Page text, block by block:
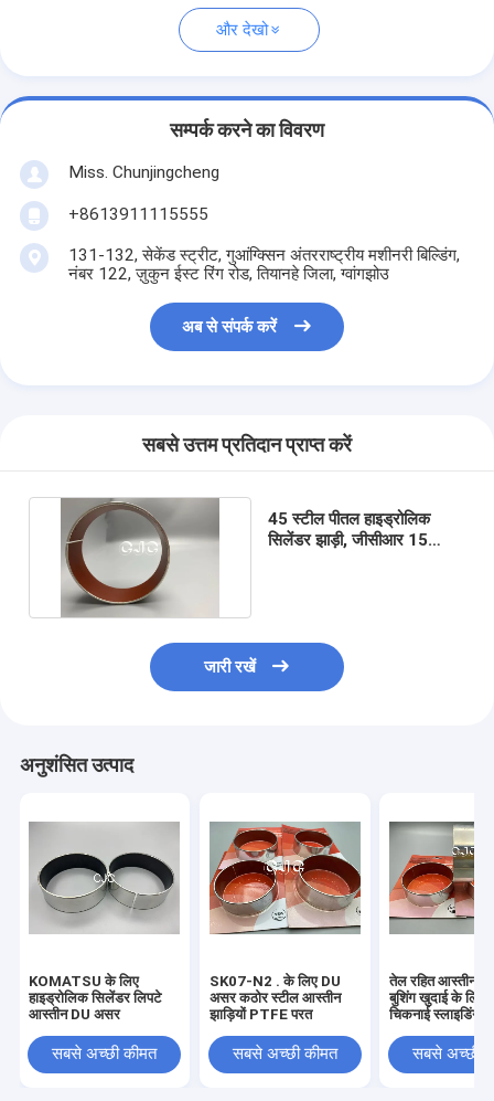
और देखो
सम्पर्क करने का विवरण
Miss. Chunjingcheng
+8613911115555
131-132, सेकेंड स्ट्रीट, गुआंग्क्सिन अंतरराष्ट्रीय मशीनरी बिल्डिंग,
नंबर 122, ज़ुकुन ईस्ट रिंग रोड, तियानहे जिला, ग्वांगझोउ
अब से संपर्क करें
सबसे उत्तम प्रतिदान प्राप्त करें
45 स्टील पीतल हाइड्रोलिक
सिलेंडर झाड़ी, जीसीआर 15
जारी रखें
अनुशंसित उत्पाद
KOMATSU के लिए
हाइड्रोलिक सिलेंडर लिपटे
आस्तीन DU असर
सबसे अच्छी कीमत
SK07-N2 . के लिए DU
असर कठोर स्टील आस्तीन
झाड़ियों PTFE परत
सबसे अच्छी कीमत
तेल रहित आस्तीन
बुशिंग खुदाई के लिए
चिकनाई स्लाइडिंग
सबसे अच्छी